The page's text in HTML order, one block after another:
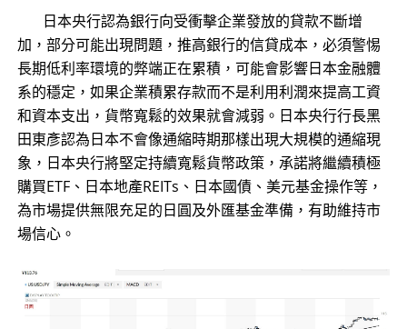
日本央行認為銀行向受衝擊企業發放的貸款不斷增
加，部分可能出現問題，推高銀行的信貸成本，必須警惕
長期低利率環境的弊端正在累積，可能會影響日本金融體
系的穩定，如果企業積累存款而不是利用利潤來提高工資
和資本支出，貨幣寬鬆的效果就會減弱。日本央行行長黑
田東彥認為日本不會像通縮時期那樣出現大規模的通縮現
象，日本央行將堅定持續寬鬆貨幣政策，承諾將繼續積極
購買ETF、日本地產REITs、日本國債、美元基金操作等，
為市場提供無限充足的日圓及外匯基金準備，有助維持市
場信心。